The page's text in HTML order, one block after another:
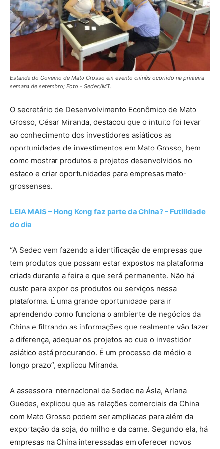
Estande do Governo de Mato Grosso em evento chinês ocorrido na primeira
semana de setembro; Foto – Sedec/MT.
O secretário de Desenvolvimento Econômico de Mato
Grosso, César Miranda, destacou que o intuito foi levar
ao conhecimento dos investidores asiáticos as
oportunidades de investimentos em Mato Grosso, bem
como mostrar produtos e projetos desenvolvidos no
estado e criar oportunidades para empresas mato-
grossenses.
LEIA MAIS – Hong Kong faz parte da China? – Futilidade
do dia
“A Sedec vem fazendo a identificação de empresas que
tem produtos que possam estar expostos na plataforma
criada durante a feira e que será permanente. Não há
custo para expor os produtos ou serviços nessa
plataforma. É uma grande oportunidade para ir
aprendendo como funciona o ambiente de negócios da
China e filtrando as informações que realmente vão fazer
a diferença, adequar os projetos ao que o investidor
asiático está procurando. É um processo de médio e
longo prazo”, explicou Miranda.
A assessora internacional da Sedec na Ásia, Ariana
Guedes, explicou que as relações comerciais da China
com Mato Grosso podem ser ampliadas para além da
exportação da soja, do milho e da carne. Segundo ela, há
empresas na China interessadas em oferecer novos